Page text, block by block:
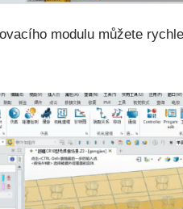
modulu můžete